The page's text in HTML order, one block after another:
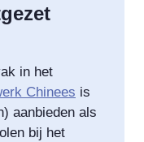
in het
Chinees is
aanbieden als
bij het